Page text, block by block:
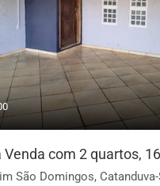
Venda com 2 quartos,
São Domingos, Catanduva-